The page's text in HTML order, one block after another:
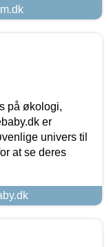
på økologi,
er
univers til
at se deres